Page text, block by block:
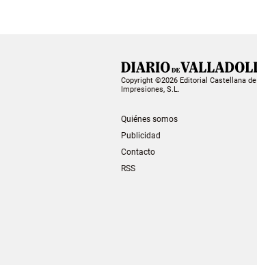
Copyright ©2026 Editorial Castellana de
Impresiones, S.L.
Quiénes somos
Publicidad
Contacto
RSS